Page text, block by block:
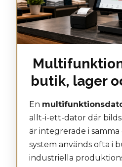
butik, lager
En
allt-i-ett-dator där
är integrerade i samma
system används ofta i
industriella